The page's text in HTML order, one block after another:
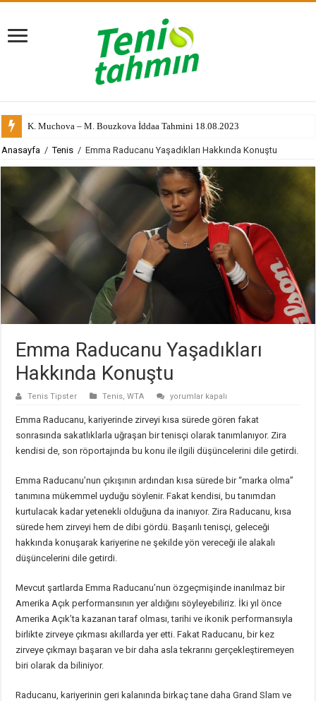
K. Muchova – M. Bouzkova İddaa Tahmini 18.08.2023
Anasayfa / Tenis / Emma Raducanu Yaşadıkları Hakkında Konuştu
Emma Raducanu Yaşadıkları
Hakkında Konuştu
Tenis Tipster Tenis,WTA
Emma
Yaşadıkları
Hakkında
Konuştu
için
yorumlar kapalı
Emma Raducanu, kariyerinde zirveyi kısa sürede gören fakat
sonrasında sakatlıklarla uğraşan bir tenisçi olarak tanımlanıyor. Zira
kendisi de, son röportajında bu konu ile ilgili düşüncelerini dile getirdi.
Emma Raducanu’nun çıkışının ardından kısa sürede bir “marka olma”
tanımına mükemmel uyduğu söylenir. Fakat kendisi, bu tanımdan
kurtulacak kadar yetenekli olduğuna da inanıyor. Zira Raducanu, kısa
sürede hem zirveyi hem de dibi gördü. Başarılı tenisçi, geleceği
hakkında konuşarak kariyerine ne şekilde yön vereceği ile alakalı
düşüncelerini dile getirdi.
Mevcut şartlarda Emma Raducanu’nun özgeçmişinde inanılmaz bir
Amerika Açık performansının yer aldığını söyleyebiliriz. İki yıl önce
Amerika Açık’ta kazanan taraf olması, tarihi ve ikonik performansıyla
birlikte zirveye çıkması akıllarda yer etti. Fakat Raducanu, bir kez
zirveye çıkmayı başaran ve bir daha asla tekrarını gerçekleştiremeyen
biri olarak da biliniyor.
Raducanu, kariyerinin geri kalanında birkaç tane daha Grand Slam ve